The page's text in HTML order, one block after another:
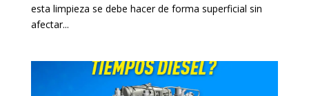
esta limpieza se debe hacer de forma superficial sin
afectar...